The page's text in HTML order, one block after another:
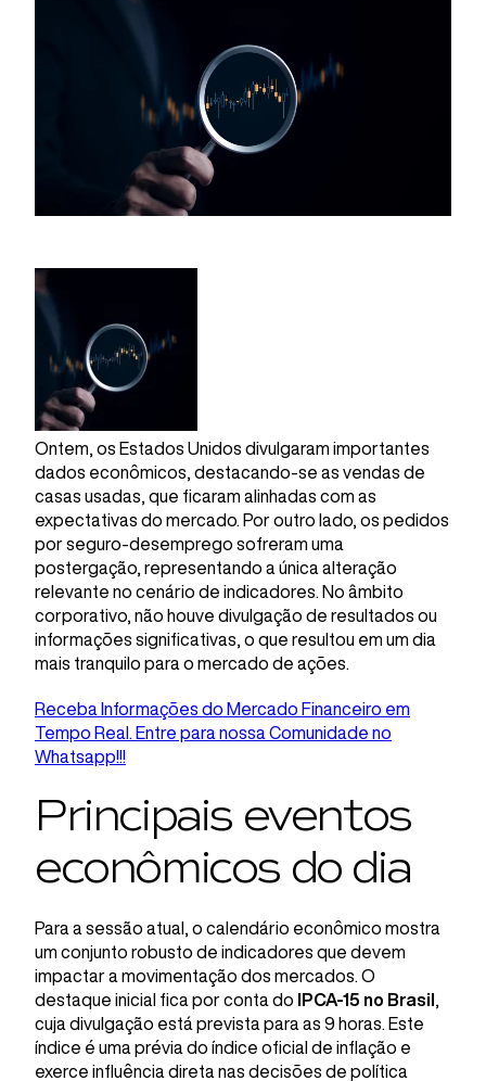
Ontem, os Estados Unidos divulgaram importantes
dados econômicos, destacando-se as vendas de
casas usadas, que ficaram alinhadas com as
expectativas do mercado. Por outro lado, os pedidos
por seguro-desemprego sofreram uma
postergação, representando a única alteração
relevante no cenário de indicadores. No âmbito
corporativo, não houve divulgação de resultados ou
informações significativas, o que resultou em um dia
mais tranquilo para o mercado de ações.
Receba Informações do Mercado Financeiro em
Tempo Real. Entre para nossa Comunidade no
Whatsapp!!!
Principais eventos
econômicos do dia
Para a sessão atual, o calendário econômico mostra
um conjunto robusto de indicadores que devem
impactar a movimentação dos mercados. O
destaque inicial fica por conta do
IPCA-15 no Brasil
cuja divulgação está prevista para as 9 horas. Este
índice é uma prévia do índice oficial de inflação e
exerce influência direta nas decisões de política